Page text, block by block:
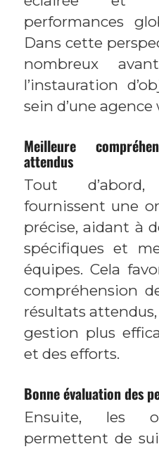
performances
Dans cette
nombreux
l’instauration
sein d’une agence
Meilleure
attendus
Tout
fournissent une
précise, aidant à
spécifiques et
équipes. Cela
compréhension
résultats
gestion plus
et des efforts.
Bonne évaluation des
Ensuite, les
permettent de